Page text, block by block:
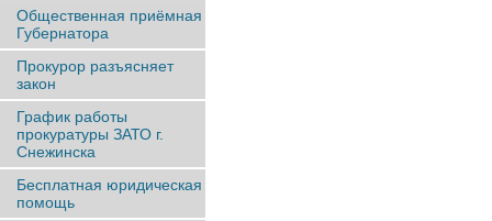
Общественная приёмная
Губернатора
Прокурор разъясняет
закон
График работы
прокуратуры ЗАТО г.
Снежинска
Бесплатная юридическая
помощь